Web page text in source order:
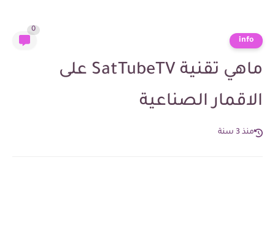
info
0
ماهي تقنية SatTubeTV على
الاقمار الصناعية
منذ 3 سنة